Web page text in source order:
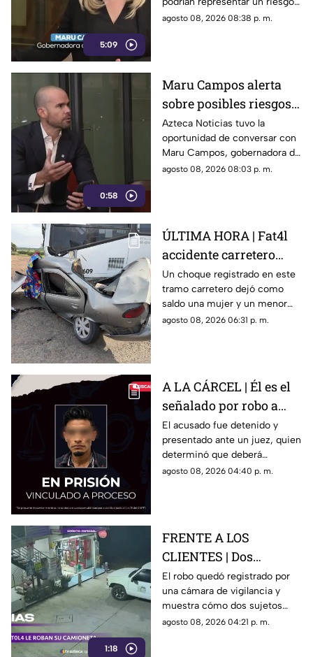
5:09
Gobierno Federal
para la libertad de expresión
agosto 08, 2026 08:38 p. m.
0:58
Maru Campos alerta
sobre posibles riesgos
para la libertad de
expresión
Azteca Noticias tuvo la
oportunidad de conversar con
Maru Campos, gobernadora de
Chihuahua, quien habló sobre
para la libertad de expresión
agosto 08, 2026 08:03 p. m.
ÚLTIMA HORA | Fat4l
accidente carretero
deja una mujer y un
niño mu3rtos en San
Juan del Río
Un choque registrado en este
tramo carretero dejó como
saldo una mujer y un menor
sin vida, además de una
agosto 08, 2026 06:31 p. m.
A LA CÁRCEL | Él es el
señalado por robo a
una casa en Santa Rosa
Jáuregui
El acusado fue detenido y
presentado ante un juez, quien
determinó que deberá
permanecer en prisión
agosto 08, 2026 04:40 p. m.
1:18
FRENTE A LOS
CLIENTES | Dos
hombres enc4ñonan a
conductor y se llevan
su camioneta
El robo quedó registrado por
una cámara de vigilancia y
muestra cómo dos sujetos
obligaron a un conductor y a
agosto 08, 2026 04:21 p. m.